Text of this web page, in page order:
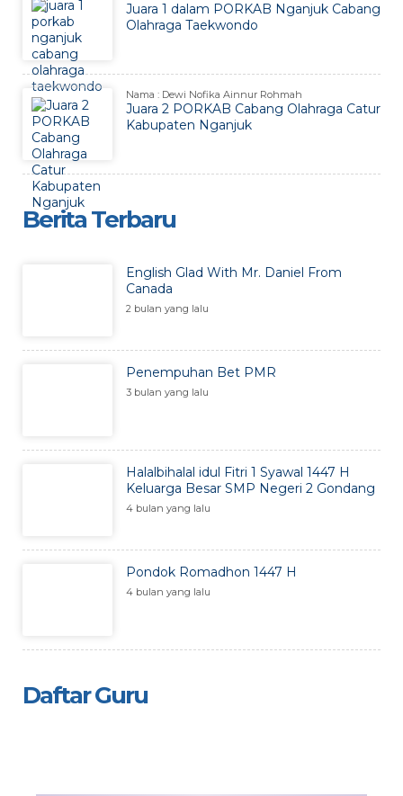
Juara 1 dalam PORKAB Nganjuk Cabang
Olahraga Taekwondo
Nama : Dewi Nofika Ainnur Rohmah
Juara 2 PORKAB Cabang Olahraga Catur
Kabupaten Nganjuk
Berita Terbaru
English Glad With Mr. Daniel From
Canada
2 bulan yang lalu
Penempuhan Bet PMR
3 bulan yang lalu
Halalbihalal idul Fitri 1 Syawal 1447 H
Keluarga Besar SMP Negeri 2 Gondang
4 bulan yang lalu
Pondok Romadhon 1447 H
4 bulan yang lalu
Daftar Guru